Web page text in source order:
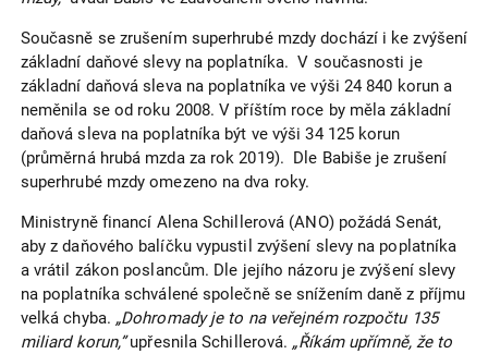
Současně se zrušením superhrubé mzdy dochází i ke zvýšení
základní daňové slevy na poplatníka. V současnosti je
základní daňová sleva na poplatníka ve výši 24 840 korun a
neměnila se od roku 2008. V příštím roce by měla základní
daňová sleva na poplatníka být ve výši 34 125 korun
(průměrná hrubá mzda za rok 2019). Dle Babiše je zrušení
superhrubé mzdy omezeno na dva roky.
Ministryně financí Alena Schillerová (ANO) požádá Senát,
aby z daňového balíčku vypustil zvýšení slevy na poplatníka
a vrátil zákon poslancům. Dle jejího názoru je zvýšení slevy
na poplatníka schválené společně se snížením daně z příjmu
velká chyba. „Dohromady je to na veřejném rozpočtu 135
miliard korun,”upřesnila Schillerová. „Říkám upřímně, že to